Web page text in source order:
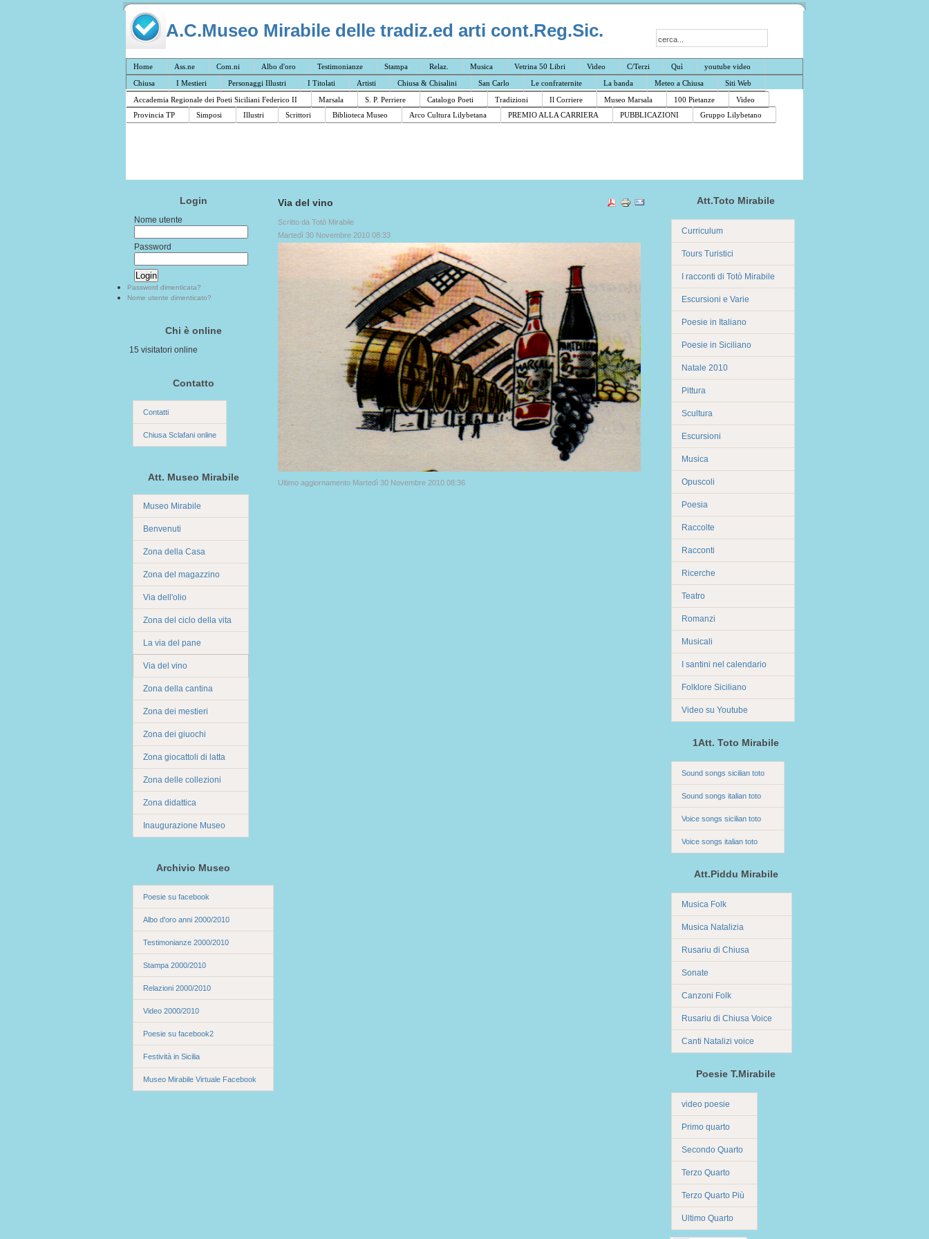
A.C.Museo Mirabile delle tradiz.ed arti cont.Reg.Sic.
Home Ass.ne Com.ni Albo d'oro Testimonianze Stampa Relaz. Musica Vetrina 50 Libri Video C/Terzi Quì
youtube video
Chiusa
I Mestieri Personaggi Illustri I Titolati Artisti Chiusa & Chisalini San Carlo Le confraternite La banda Meteo a Chiusa
Siti Web
Accademia Regionale dei Poeti Siciliani Federico II
Marsala S. P. Perriere Catalogo Poeti Tradizioni Il Corriere Museo Marsala 100 Pietanze
Video
Provincia TP
Simposi Illustri Scrittori Biblioteca Museo Arco Cultura Lilybetana PREMIO ALLA CARRIERA PUBBLICAZIONI Gruppo Lilybetano
Login
Nome utente
Password
Password dimenticata?
Nome utente dimenticato?
Chi è online
15 visitatori online
Contatto
Contatti
Chiusa Sclafani online
Att. Museo Mirabile
Museo Mirabile
Benvenuti
Zona della Casa
Zona del magazzino
Via dell'olio
Zona del ciclo della vita
La via del pane
Via del vino
Zona della cantina
Zona dei mestieri
Zona dei giuochi
Zona giocattoli di latta
Zona delle collezioni
Zona didattica
Inaugurazione Museo
Archivio Museo
Poesie su facebook
Albo d'oro anni 2000/2010
Testimonianze 2000/2010
Stampa 2000/2010
Relazioni 2000/2010
Video 2000/2010
Poesie su facebook2
Festività in Sicilia
Museo Mirabile Virtuale Facebook
Via del vino
Scritto da Totò Mirabile
Martedì 30 Novembre 2010 08:33
Ultimo aggiornamento Martedì 30 Novembre 2010 08:36
Att.Toto Mirabile
Curriculum
Tours Turistici
I racconti di Totò Mirabile
Escursioni e Varie
Poesie in Italiano
Poesie in Siciliano
Natale 2010
Pittura
Scultura
Escursioni
Musica
Opuscoli
Poesia
Raccolte
Racconti
Ricerche
Teatro
Romanzi
Musicali
I santini nel calendario
Folklore Siciliano
Video su Youtube
1Att. Toto Mirabile
Sound songs sicilian toto
Sound songs italian toto
Voice songs sicilian toto
Voice songs italian toto
Att.Piddu Mirabile
Musica Folk
Musica Natalizia
Rusariu di Chiusa
Sonate
Canzoni Folk
Rusariu di Chiusa Voice
Canti Natalizi voice
Poesie T.Mirabile
video poesie
Primo quarto
Secondo Quarto
Terzo Quarto
Terzo Quarto Più
Ultimo Quarto